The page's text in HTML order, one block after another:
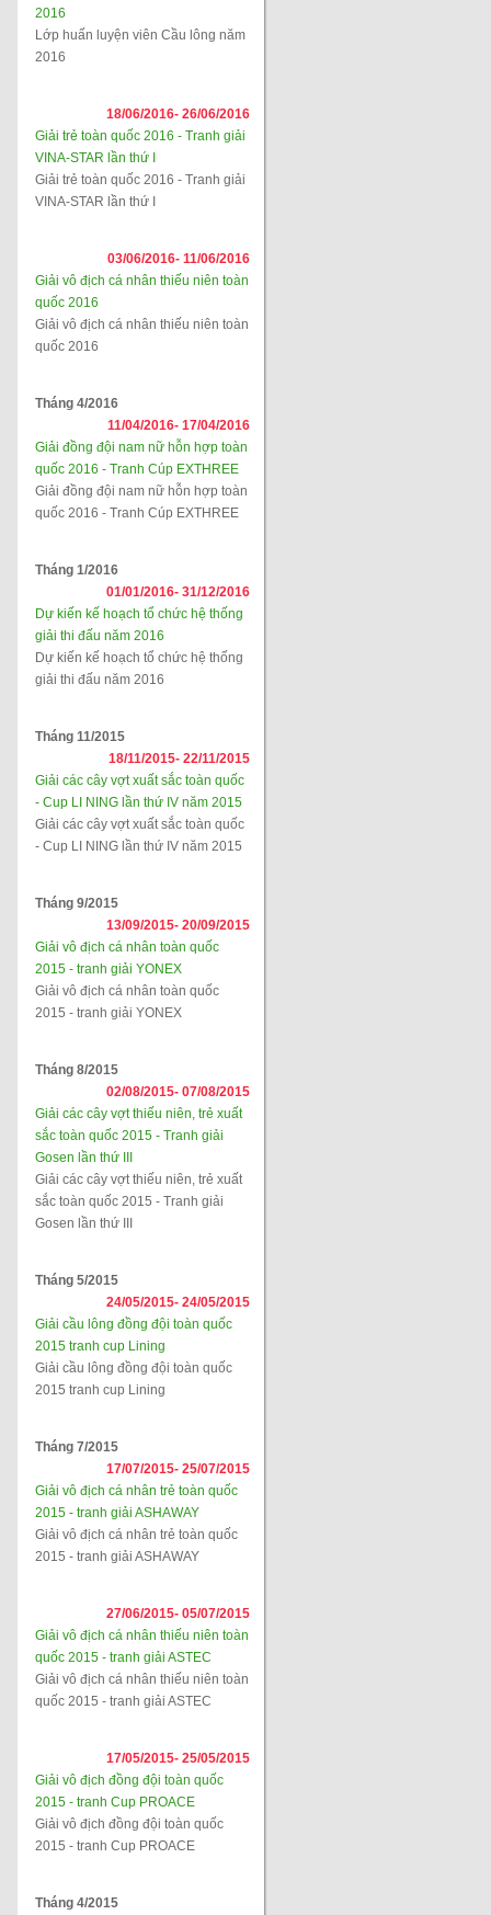
2016
Lớp huấn luyện viên Cầu lông năm
2016
18/06/2016- 26/06/2016
Giải trẻ toàn quốc 2016 - Tranh giải
VINA-STAR lần thứ I
Giải trẻ toàn quốc 2016 - Tranh giải
VINA-STAR lần thứ I
03/06/2016- 11/06/2016
Giải vô địch cá nhân thiếu niên toàn
quốc 2016
Giải vô địch cá nhân thiếu niên toàn
quốc 2016
Tháng 4/2016
11/04/2016- 17/04/2016
Giải đồng đội nam nữ hỗn hợp toàn
quốc 2016 - Tranh Cúp EXTHREE
Giải đồng đội nam nữ hỗn hợp toàn
quốc 2016 - Tranh Cúp EXTHREE
Tháng 1/2016
01/01/2016- 31/12/2016
Dự kiến kế hoạch tổ chức hệ thống
giải thi đấu năm 2016
Dự kiến kế hoạch tổ chức hệ thống
giải thi đấu năm 2016
Tháng 11/2015
18/11/2015- 22/11/2015
Giải các cây vợt xuất sắc toàn quốc
- Cup LI NING lần thứ IV năm 2015
Giải các cây vợt xuất sắc toàn quốc
- Cup LI NING lần thứ IV năm 2015
Tháng 9/2015
13/09/2015- 20/09/2015
Giải vô địch cá nhân toàn quốc
2015 - tranh giải YONEX
Giải vô địch cá nhân toàn quốc
2015 - tranh giải YONEX
Tháng 8/2015
02/08/2015- 07/08/2015
Giải các cây vợt thiếu niên, trẻ xuất
sắc toàn quốc 2015 - Tranh giải
Gosen lần thứ III
Giải các cây vợt thiếu niên, trẻ xuất
sắc toàn quốc 2015 - Tranh giải
Gosen lần thứ III
Tháng 5/2015
24/05/2015- 24/05/2015
Giải cầu lông đồng đội toàn quốc
2015 tranh cup Lining
Giải cầu lông đồng đội toàn quốc
2015 tranh cup Lining
Tháng 7/2015
17/07/2015- 25/07/2015
Giải vô địch cá nhân trẻ toàn quốc
2015 - tranh giải ASHAWAY
Giải vô địch cá nhân trẻ toàn quốc
2015 - tranh giải ASHAWAY
27/06/2015- 05/07/2015
Giải vô địch cá nhân thiếu niên toàn
quốc 2015 - tranh giải ASTEC
Giải vô địch cá nhân thiếu niên toàn
quốc 2015 - tranh giải ASTEC
17/05/2015- 25/05/2015
Giải vô địch đồng đội toàn quốc
2015 - tranh Cup PROACE
Giải vô địch đồng đội toàn quốc
2015 - tranh Cup PROACE
Tháng 4/2015